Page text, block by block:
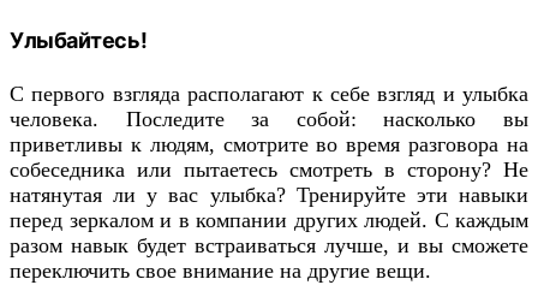
Улыбайтесь!
С первого взгляда располагают к себе взгляд и улыбка
человека. Последите за собой: насколько вы
приветливы к людям, смотрите во время разговора на
собеседника или пытаетесь смотреть в сторону? Не
натянутая ли у вас улыбка? Тренируйте эти навыки
перед зеркалом и в компании других людей. С каждым
разом навык будет встраиваться лучше, и вы сможете
переключить свое внимание на другие вещи.